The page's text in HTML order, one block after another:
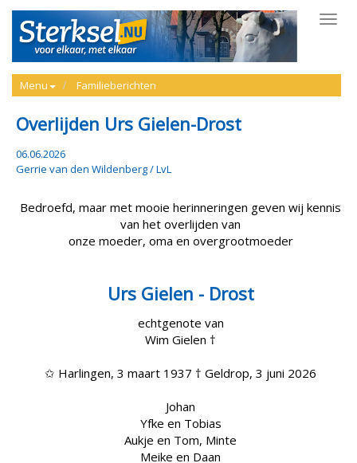
Menu Familieberichten
Overlijden Urs Gielen-Drost
06.06.2026
Gerrie van den Wildenberg / LvL
Bedroefd, maar met mooie herinneringen geven wij kennis
van het overlijden van
onze moeder, oma en overgrootmoeder
Urs Gielen - Drost
echtgenote van
Wim Gielen †
✩ Harlingen, 3 maart 1937 † Geldrop, 3 juni 2026
Johan
Yfke en Tobias
Aukje en Tom, Minte
Meike en Daan